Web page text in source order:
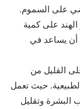
على السموم.
على كمية
أن يساعد في
القليل من
حيث تعمل
البشرة وتقليل